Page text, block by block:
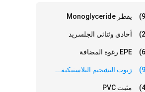
يقطر Monoglyceride
أحادي وثنائي الجلسريد
EPE رغوة المضافة
زيوت التشحيم البلاستيكية...
مثبت PVC